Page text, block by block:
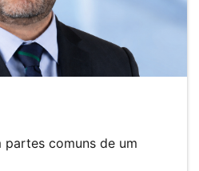
partes comuns de um